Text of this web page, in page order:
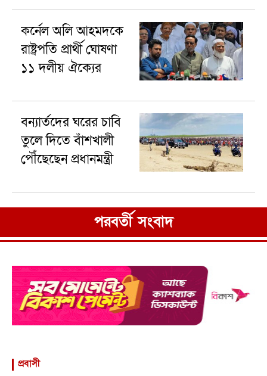
কর্নেল অলি আহমদকে
রাষ্ট্রপতি প্রার্থী ঘোষণা
১১ দলীয় ঐক্যের
বন্যার্তদের ঘরের চাবি
তুলে দিতে বাঁশখালী
পৌঁছেছেন প্রধানমন্ত্রী
পরবর্তী সংবাদ
প্রবাসী